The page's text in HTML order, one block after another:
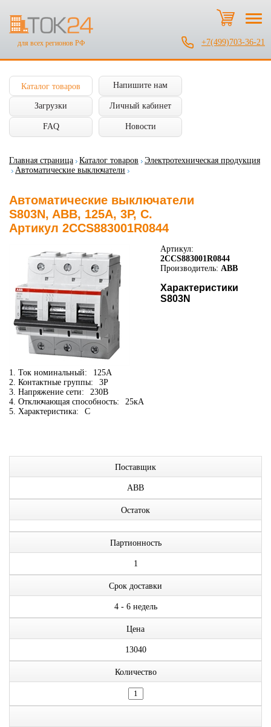
для всех регионов РФ +7(499)703-36-21
Каталог товаров Напишите нам
Загрузки Личный кабинет
FAQ Новости
Главная страница Каталог товаров
Электротехническая продукция
Автоматические выключатели
Автоматические выключатели
S803N, ABB, 125А, 3P, C.
Артикул 2CCS883001R0844
Артикул:
2CCS883001R0844
Производитель: ABB
Характеристики
S803N
1. Ток номинальный:
125А
2. Контактные группы:
3P
3. Напряжение сети:
230В
4. Отключающая способность:
25кА
5. Характеристика:
C
Поставщик
ABB
Остаток
Партионность
1
Срок доставки
4 - 6 недель
Цена
13040
Количество